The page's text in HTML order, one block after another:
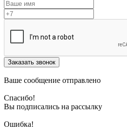
Заказать звонок
Ваше сообщение отправлено
Спасибо!
Вы подписались на рассылку
Ошибка!